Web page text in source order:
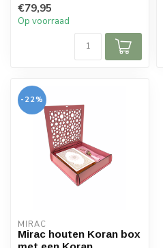
tasbih roze
...
€79,95
Op voorraad
-22%
MIRAC
Mirac houten Koran box